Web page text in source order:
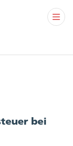
bei